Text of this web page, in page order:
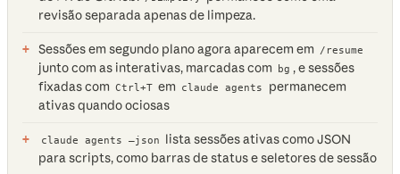
revisão separada apenas de limpeza.
Sessões em segundo plano agora aparecem em /resume
junto com as interativas, marcadas com bg , e sessões
fixadas com Ctrl+T em claude agents
permanecem
ativas quando ociosas
claude agents —json
lista sessões ativas como JSON
para scripts, como barras de status e seletores de sessão